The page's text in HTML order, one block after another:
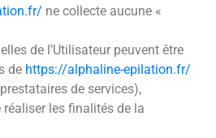
ne collecte aucune «
de l’Utilisateur peuvent être
de https://alphaline-epilation.fr/
de services),
les finalités de la